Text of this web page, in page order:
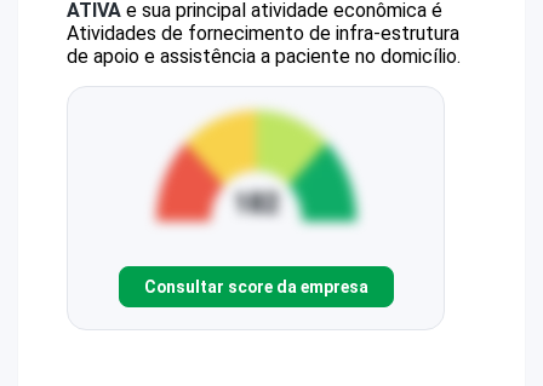
ATIVA e sua principal atividade econômica é
Atividades de fornecimento de infra-estrutura
de apoio e assistência a paciente no domicílio.
Consultar score da empresa